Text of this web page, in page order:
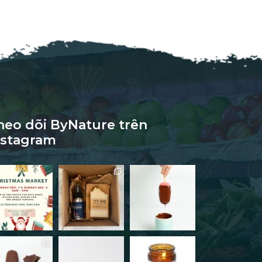
dõi ByNature trên